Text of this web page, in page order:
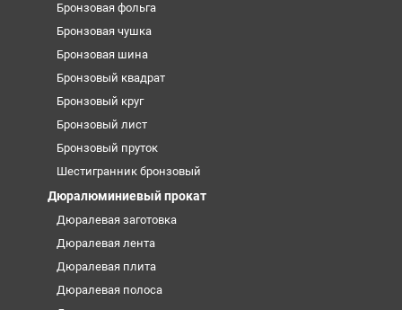
Бронзовая фольга
Бронзовая чушка
Бронзовая шина
Бронзовый квадрат
Бронзовый круг
Бронзовый лист
Бронзовый пруток
Шестигранник бронзовый
Дюралюминиевый прокат
Дюралевая заготовка
Дюралевая лента
Дюралевая плита
Дюралевая полоса